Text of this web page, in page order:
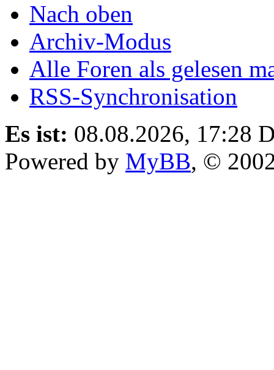
Nach oben
Archiv-Modus
Alle Foren als gelesen
RSS-Synchronisation
Es ist: 08.08.2026, 17:28
Powered by MyBB, ©